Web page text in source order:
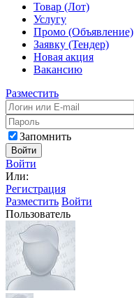
Товар (Лот)
Услугу
Промо (Объявление)
Заявку (Тендер)
Новая акция
Вакансию
Разместить
Запомнить
Войти
Войти
Или:
Регистрация
Разместить Войти
Пользователь